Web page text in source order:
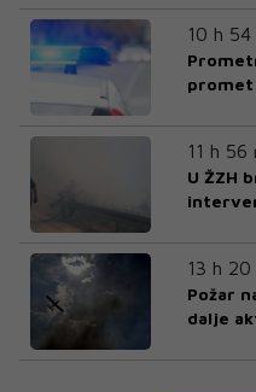
10 h 54
promet
11 h 56
U ŽZH
13 h 20
Požar
dalje